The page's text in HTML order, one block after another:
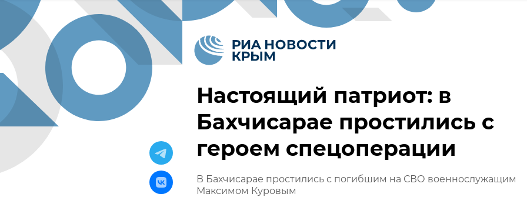
Настоящий патриот: в
Бахчисарае простились с
героем спецоперации
В Бахчисарае простились с погибшим на СВО военнослужащим
Максимом Куровым